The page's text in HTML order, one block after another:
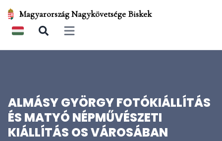
Magyarország Nagykövetsége Biskek
Open main menu
ALMÁSY GYÖRGY FOTÓKIÁLLÍTÁS
ÉS MATYÓ NÉPMŰVÉSZETI
KIÁLLÍTÁS OS VÁROSÁBAN